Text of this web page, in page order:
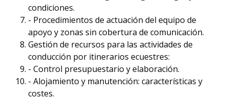
condiciones.
- Procedimientos de actuación del equipo de
apoyo y zonas sin cobertura de comunicación.
Gestión de recursos para las actividades de
conducción por itinerarios ecuestres:
- Control presupuestario y elaboración.
- Alojamiento y manutención: características y
costes.